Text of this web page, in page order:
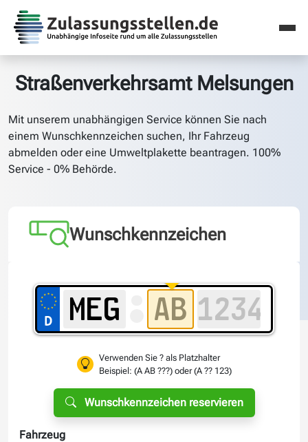
Straßenverkehrsamt Melsungen
Mit unserem unabhängigen Service können Sie nach
einem Wunschkennzeichen suchen, Ihr Fahrzeug
abmelden oder eine Umweltplakette beantragen. 100%
Service - 0% Behörde.
Wunschkennzeichen
Verwenden Sie ? als Platzhalter
Beispiel: (A AB ???) oder (A ?? 123)
Wunschkennzeichen reservieren
Fahrzeug